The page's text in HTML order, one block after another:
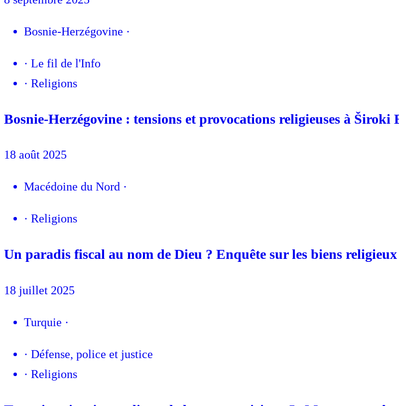
Bosnie-Herzégovine ·
· Le fil de l'Info
· Religions
Bosnie-Herzégovine : tensions et provocations religieuses à Široki
18 août 2025
Macédoine du Nord ·
· Religions
Un paradis fiscal au nom de Dieu ? Enquête sur les biens
18 juillet 2025
Turquie ·
· Défense, police et justice
· Religions